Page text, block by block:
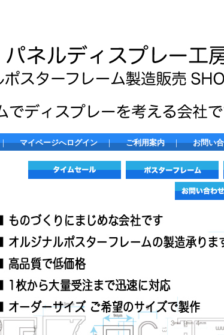
マイページへログイン ｜ ご利用案内 ｜ お問い